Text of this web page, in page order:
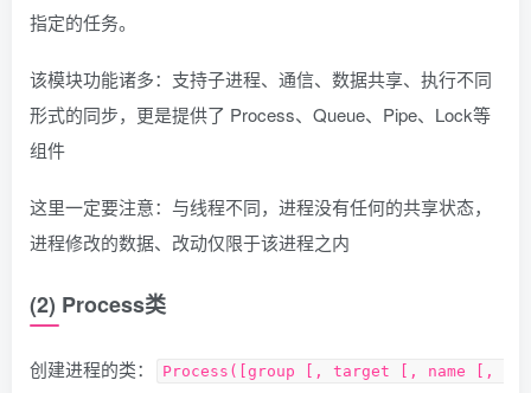
指定的任务。
该模块功能诸多：支持子进程、通信、数据共享、执行不同
形式的同步，更是提供了 Process、Queue、Pipe、Lock等
组件
这里一定要注意：与线程不同，进程没有任何的共享状态，
进程修改的数据、改动仅限于该进程之内
(2) Process类
创建进程的类：
Process([group [, target [, name [,